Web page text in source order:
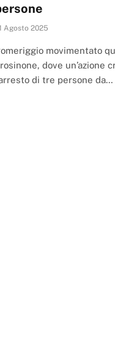
Agosto 2025
movimentato
dove un’azione
di tre persone da…